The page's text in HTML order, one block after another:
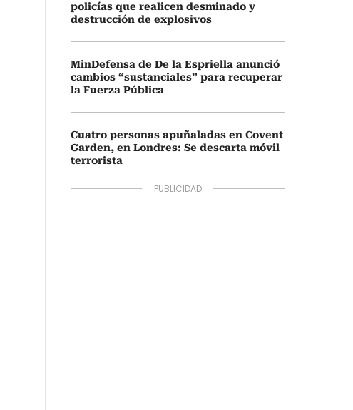
policías que realicen desminado y
destrucción de explosivos
MinDefensa de De la Espriella anunció
cambios “sustanciales” para recuperar
la Fuerza Pública
Cuatro personas apuñaladas en Covent
Garden, en Londres: Se descarta móvil
terrorista